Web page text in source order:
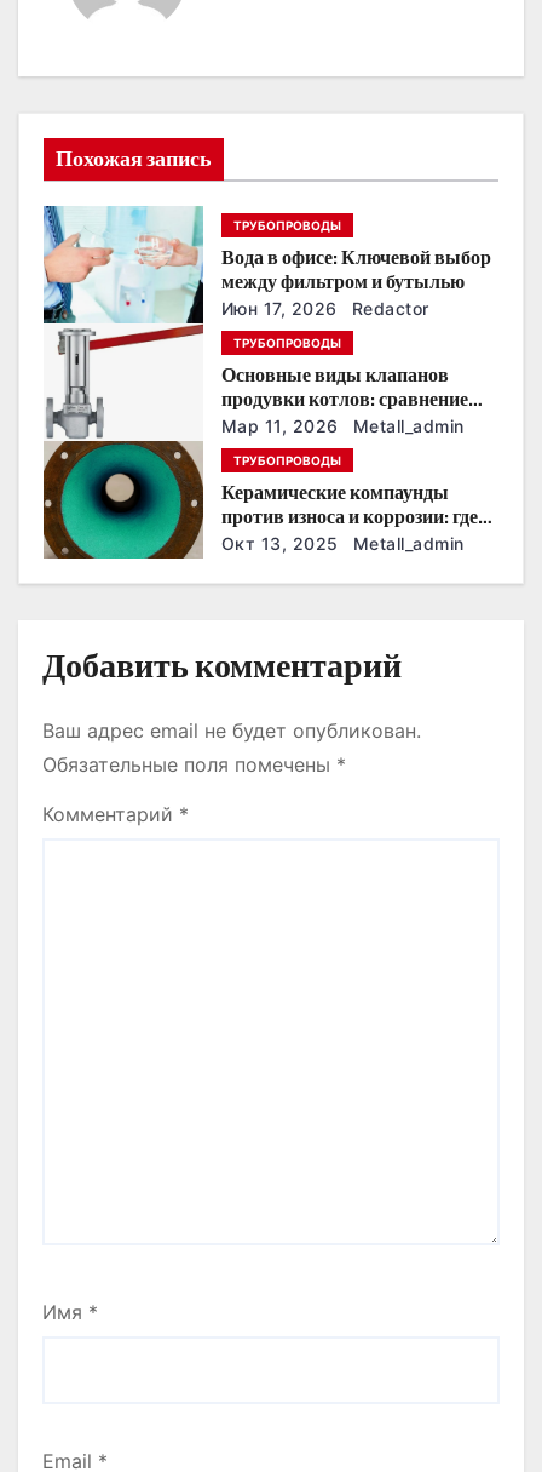
ц
я
п
о
з
п
и
с
я
Похожая запись
ТРУБОПРОВОДЫ
Вода в офисе: Ключевой выбор
между фильтром и бутылью
Июн 17, 2026 Redactor
ТРУБОПРОВОДЫ
Основные виды клапанов
продувки котлов: сравнение
устройств и характеристик
Мар 11, 2026 Metall_admin
ТРУБОПРОВОДЫ
Керамические компаунды
против износа и коррозии: где
они работают эффективнее
Окт 13, 2025 Metall_admin
Добавить комментарий
Ваш адрес email не будет опубликован.
Обязательные поля помечены *
Комментарий *
Имя *
Email *